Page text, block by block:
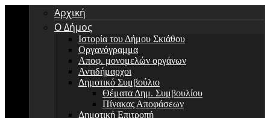
Αρχική
Ο Δήμος
Ιστορία του Δήμου Σκιάθου
Οργανόγραμμα
Αποφ. μονομελών οργάνων
Αντιδήμαρχοι
Δημοτικό Συμβούλιο
Θέματα Δημ. Συμβουλίου
Πίνακας Αποφάσεων
Δημοτική Επιτροπή